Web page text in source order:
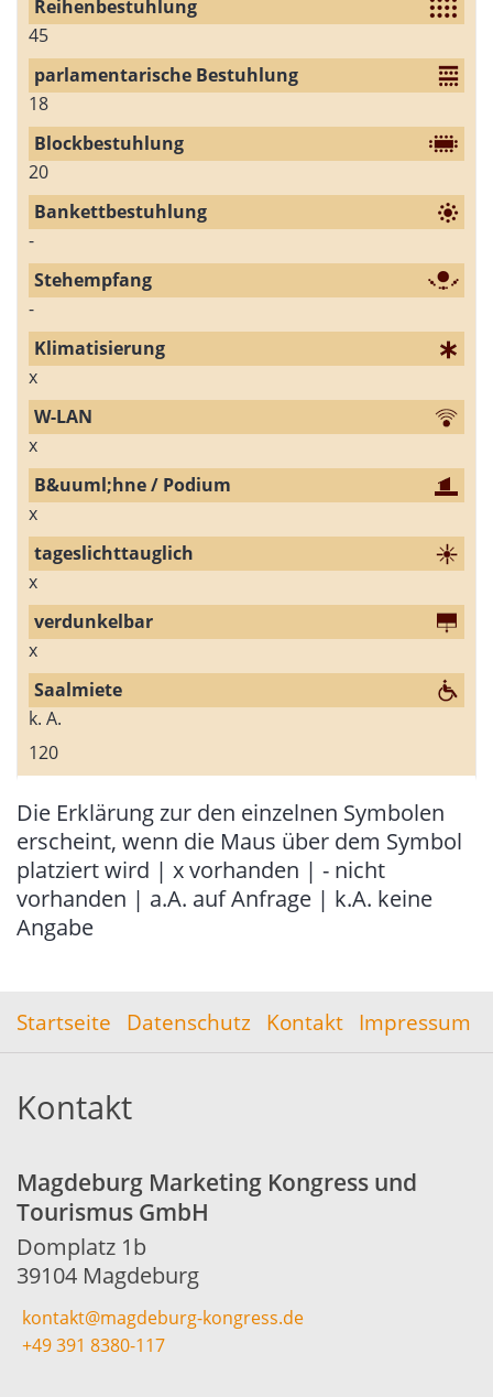
45
18
20
-
-
x
x
x
x
x
k. A.
120
Die Erklärung zur den einzelnen Symbolen
erscheint, wenn die Maus über dem Symbol
platziert wird | x vorhanden | - nicht
vorhanden | a.A. auf Anfrage | k.A. keine
Angabe
Startseite Datenschutz Kontakt Impressum
Kontakt
Magdeburg Marketing Kongress und
Tourismus GmbH
Domplatz 1b
39104 Magdeburg
kontakt@magdeburg-kongress.de
+49 391 8380-117